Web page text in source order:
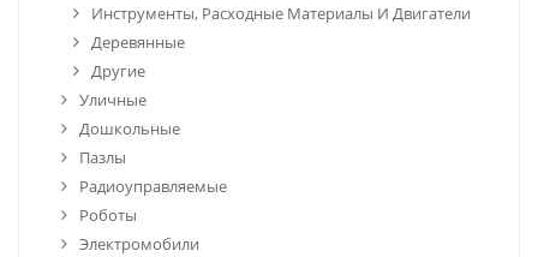
Инструменты, Расходные Материалы И Двигатели
Деревянные
Другие
Уличные
Дошкольные
Пазлы
Радиоуправляемые
Роботы
Электромобили